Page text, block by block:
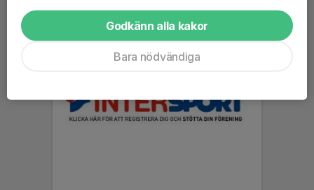
Godkänn alla kakor
Bara nödvändiga